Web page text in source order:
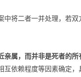
中将二者一并处理，若
属，而并非是死者的所
依赖程度等因素确定